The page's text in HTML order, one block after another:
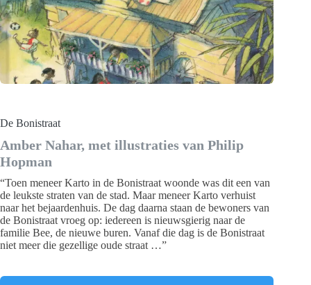
De Bonistraat
Amber Nahar, met illustraties van Philip
Hopman
“Toen meneer Karto in de Bonistraat woonde was dit een van
de leukste straten van de stad. Maar meneer Karto verhuist
naar het bejaardenhuis. De dag daarna staan de bewoners van
de Bonistraat vroeg op: iedereen is nieuwsgierig naar de
familie Bee, de nieuwe buren. Vanaf die dag is de Bonistraat
niet meer die gezellige oude straat …”